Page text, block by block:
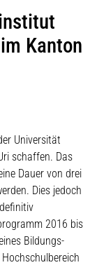
Kanton
Universität
schaffen. Das
Dauer von drei
Dies jedoch
2016 bis
Bildungs-